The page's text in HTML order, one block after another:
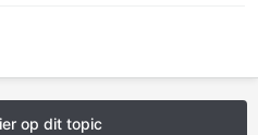
op dit topic